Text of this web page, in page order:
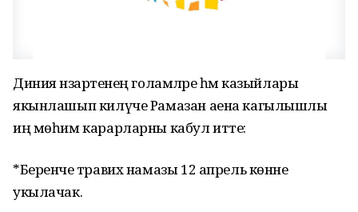
Диния нәзарәтенең голамәләре һәм казыйлары
якынлашып килүче Рамазан аена кагылышлы
иң мөһим карарларны кабул итте:
*Беренче тәравих намазы 12 апрель көнне
укылачак.